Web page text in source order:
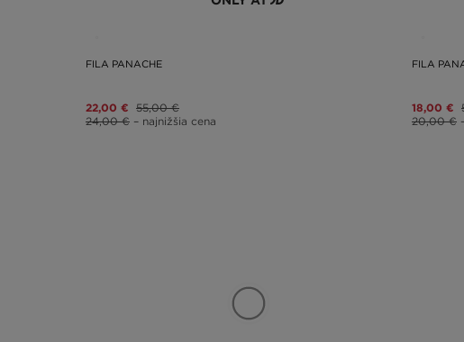
FILA PANACHE
22,00 € 55,00 €
24,00 € – najnižšia cena
FILA
18,00 €
20,00 €